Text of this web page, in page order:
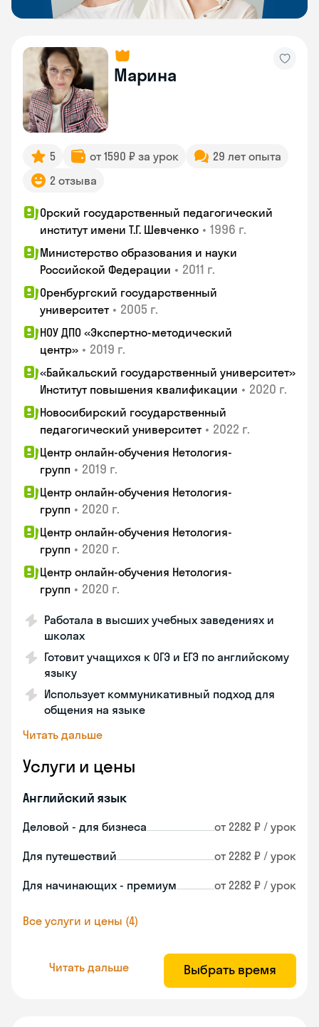
Марина
5 от 1590 ₽ за урок
29 лет опыта
2 отзыва
Орский государственный педагогический
институт имени Т.Г. Шевченко • 1996 г.
Министерство образования и науки
Российской Федерации • 2011 г.
Оренбургский государственный
университет • 2005 г.
НОУ ДПО «Экспертно-методический
центр» • 2019 г.
«Байкальский государственный университет»
Институт повышения квалификации • 2020 г.
Новосибирский государственный
педагогический университет • 2022 г.
Центр онлайн-обучения Нетология-
групп • 2019 г.
Центр онлайн-обучения Нетология-
групп • 2020 г.
Центр онлайн-обучения Нетология-
групп • 2020 г.
Центр онлайн-обучения Нетология-
групп • 2020 г.
Работала в высших учебных заведениях и
школах
Готовит учащихся к ОГЭ и ЕГЭ по английскому
языку
Использует коммуникативный подход для
общения на языке
Читать дальше
Услуги и цены
Английский язык
Деловой - для бизнеса от 2282 ₽ / урок
Для путешествий от 2282 ₽ / урок
Для начинающих - премиум от 2282 ₽ / урок
Все услуги и цены (4)
Читать дальше Выбрать время